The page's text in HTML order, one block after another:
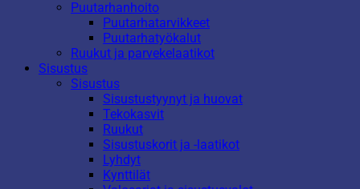
Puutarhanhoito
Puutarhatarvikkeet
Puutarhatyökalut
Ruukut ja parvekelaatikot
Sisustus
Sisustus
Sisustustyynyt ja huovat
Tekokasvit
Ruukut
Sisustuskorit ja -laatikot
Lyhdyt
Kynttilät